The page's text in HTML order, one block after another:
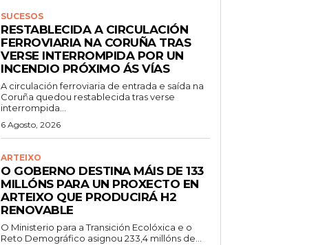
SUCESOS
RESTABLECIDA A CIRCULACIÓN
FERROVIARIA NA CORUÑA TRAS
VERSE INTERROMPIDA POR UN
INCENDIO PRÓXIMO ÁS VÍAS
A circulación ferroviaria de entrada e saída na
Coruña quedou restablecida tras verse
interrompida...
6 Agosto, 2026
ARTEIXO
O GOBERNO DESTINA MÁIS DE 133
MILLÓNS PARA UN PROXECTO EN
ARTEIXO QUE PRODUCIRÁ H2
RENOVABLE
O Ministerio para a Transición Ecolóxica e o
Reto Demográfico asignou 233,4 millóns de...